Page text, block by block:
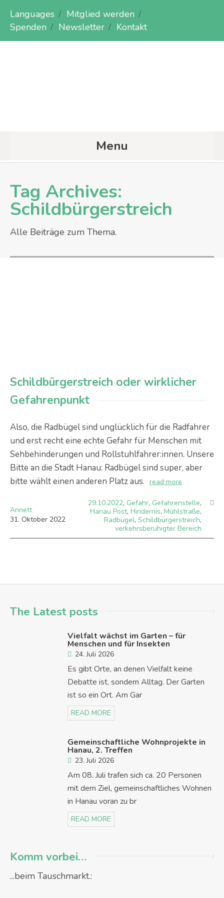
Languages
Mitglied werden
Spenden
Newsletter Kontakt
Menu
Tag Archives:
Schildbürgerstreich
Alle Beiträge zum Thema.
Schildbürgerstreich oder wirklicher
Gefahrenpunkt
Also, die Radbügel sind unglücklich für die Radfahrer
und erst recht eine echte Gefahr für Menschen mit
Sehbehinderungen und Rollstuhlfahrer:innen. Unsere
Bitte an die Stadt Hanau: Radbügel sind super, aber
bitte wählt einen anderen Platz aus. read more
Annett
31. Oktober 2022
29.10.2022, Gefahr, Gefahrenstelle,
Hanau Post, Hindernis, Mühlstraße,
Radbügel, Schildbürgerstreich,
verkehrsberuhigter Bereich
The Latest posts
Vielfalt wächst im Garten – für
Menschen und für Insekten
24. Juli 2026
Es gibt Orte, an denen Vielfalt keine
Debatte ist, sondern Alltag. Der Garten
ist so ein Ort. Am Gar
READ MORE
Gemeinschaftliche Wohnprojekte in
Hanau, 2. Treffen
23. Juli 2026
Am 08. Juli trafen sich ca. 20 Personen
mit dem Ziel, gemeinschaftliches Wohnen
in Hanau voran zu br
READ MORE
Komm vorbei…
...beim Tauschmarkt.: